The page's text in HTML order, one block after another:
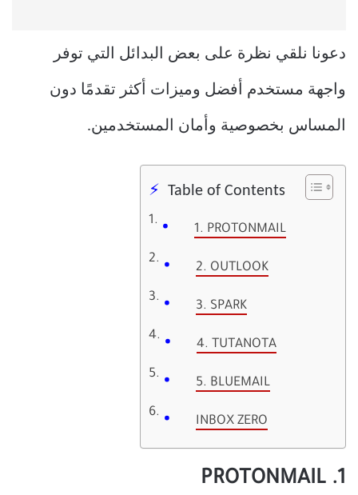
دعونا نلقي نظرة على بعض البدائل التي توفر
واجهة مستخدم أفضل وميزات أكثر تقدمًا دون
المساس بخصوصية وأمان المستخدمين.
Table of Contents
1. PROTONMAIL
2. OUTLOOK
3. SPARK
4. TUTANOTA
5. BLUEMAIL
INBOX ZERO
1. PROTONMAIL